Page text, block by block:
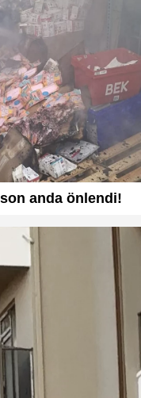
anda önlendi!